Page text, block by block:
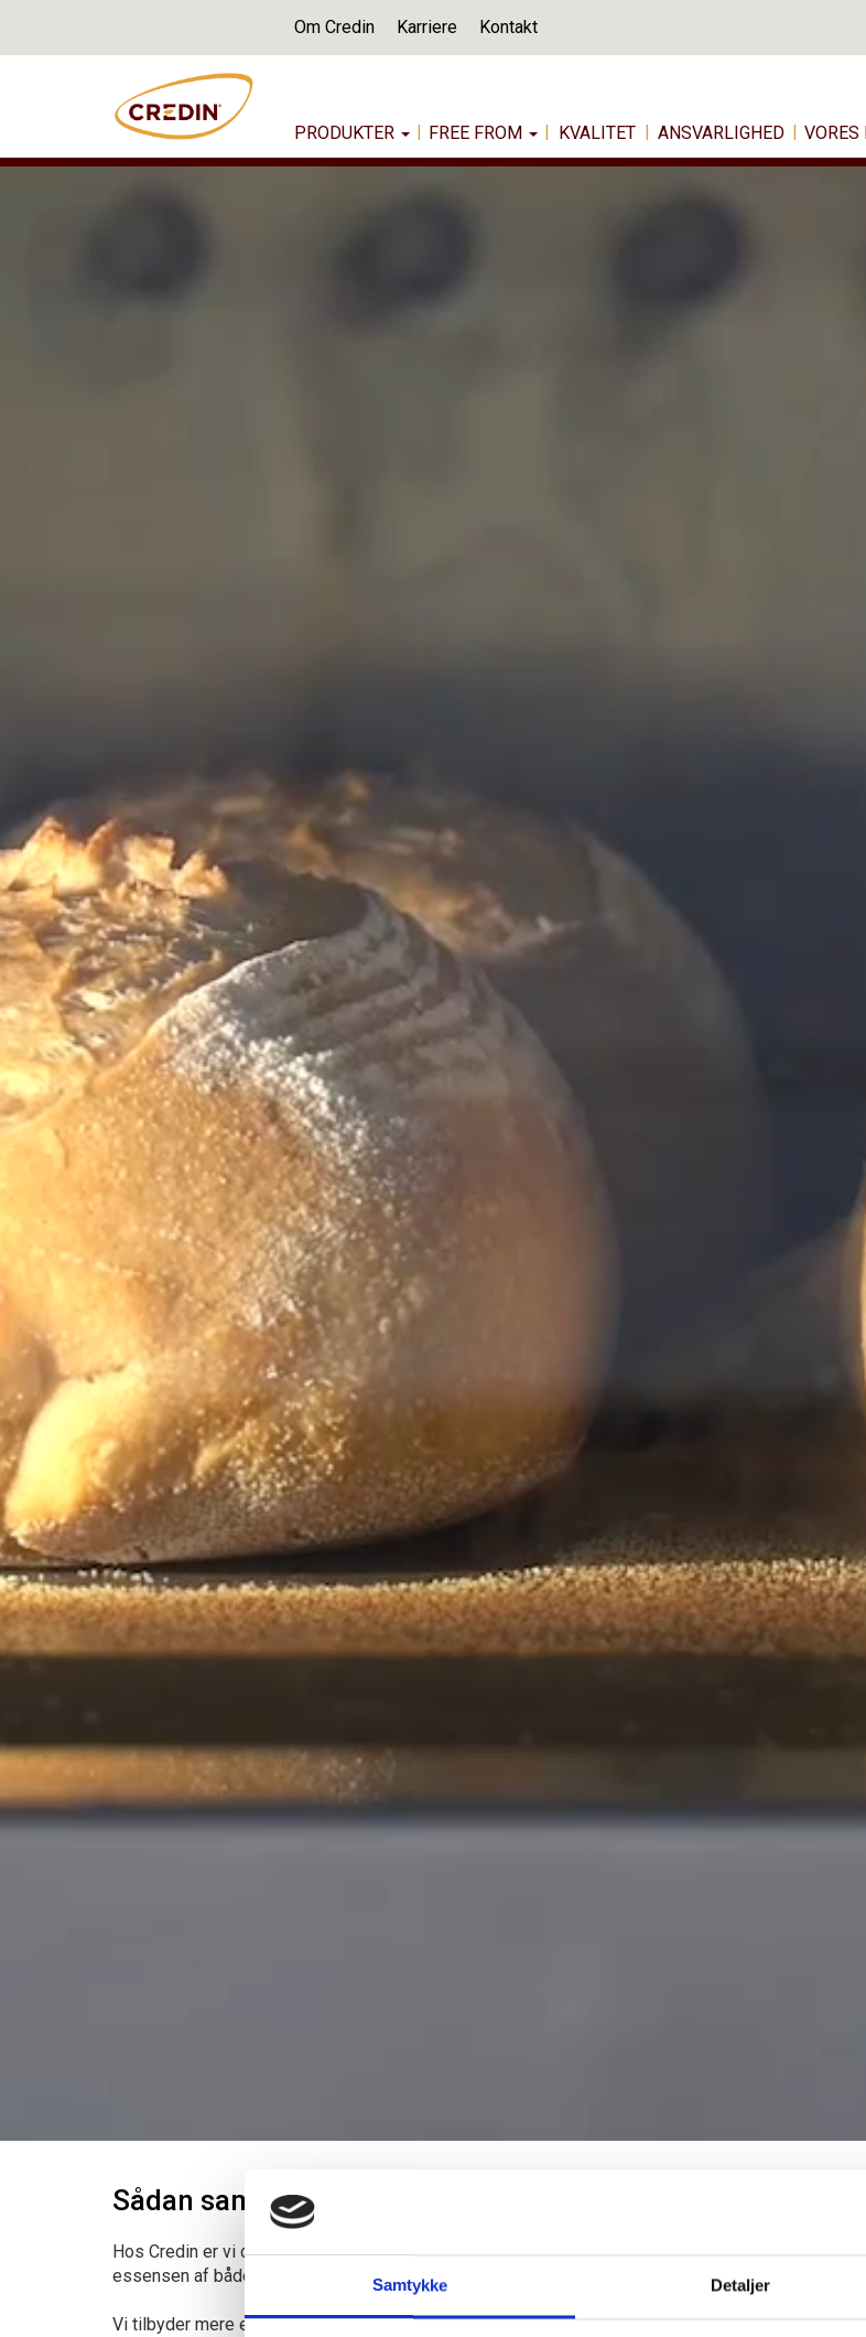
Samtykke Detaljer
Om Credin Karriere Kontakt
PRODUKTER | FREE FROM | KVALITET | ANSVARLIGHED | VORES
Sådan samarbejder vi med dig
Hos Credin er vi drevet af vores passion for at udvikle skræddersyede bageriløsninger – der
essensen af både smag og kvalitet gør vi os umage, i alt vi gør – også den måde, vi arbejder
Vi tilbyder mere end bare et produkt – du får også adgang til innovativ produktudvikling